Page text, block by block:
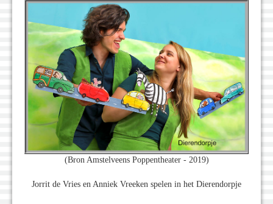
(Bron Amstelveens Poppentheater - 2019)
Jorrit de Vries en Anniek Vreeken spelen in het Dierendorpje